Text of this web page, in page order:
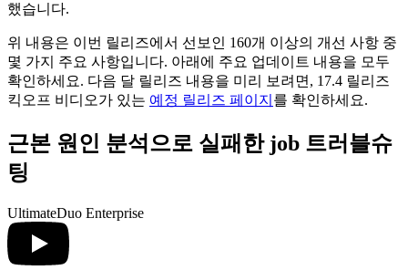
했습니다.
위 내용은 이번 릴리즈에서 선보인 160개 이상의 개선 사항 중
몇 가지 주요 사항입니다. 아래에 주요 업데이트 내용을 모두
확인하세요. 다음 달 릴리즈 내용을 미리 보려면, 17.4 릴리즈
킥오프 비디오가 있는 예정 릴리즈 페이지 를 확인하세요.
근본 원인 분석으로 실패한 job 트러블슈
팅
UltimateDuo Enterprise